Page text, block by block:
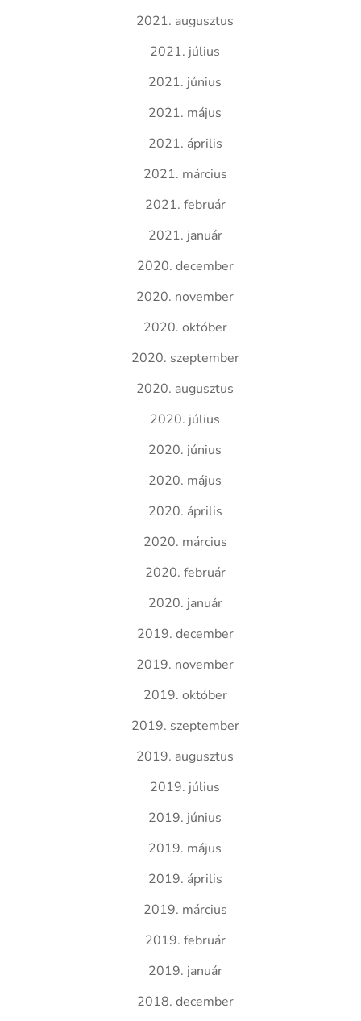
2021. augusztus
2021. július
2021. június
2021. május
2021. április
2021. március
2021. február
2021. január
2020. december
2020. november
2020. október
2020. szeptember
2020. augusztus
2020. július
2020. június
2020. május
2020. április
2020. március
2020. február
2020. január
2019. december
2019. november
2019. október
2019. szeptember
2019. augusztus
2019. július
2019. június
2019. május
2019. április
2019. március
2019. február
2019. január
2018. december